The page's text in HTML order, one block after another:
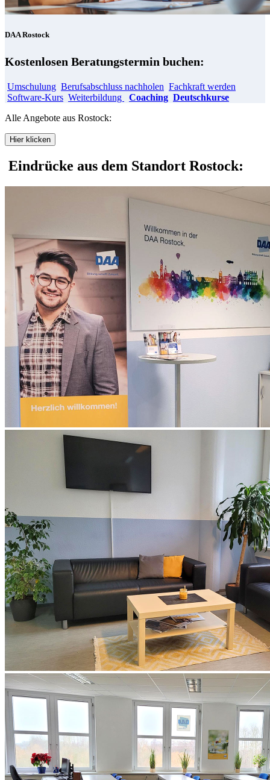
DAA Rostock
Kostenlosen Beratungstermin buchen:
Umschulung Berufsabschluss nachholen Fachkraft werden
Software-Kurs Weiterbildung Coaching Deutschkurse
Alle Angebote aus Rostock:
Hier klicken
Eindrücke aus dem Standort Rostock: